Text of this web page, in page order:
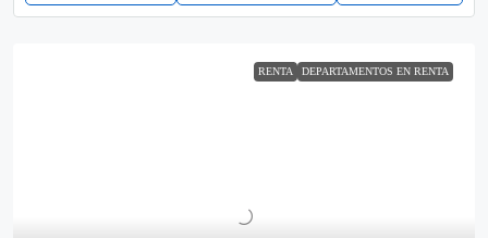
RENTA DEPARTAMENTOS EN RENTA